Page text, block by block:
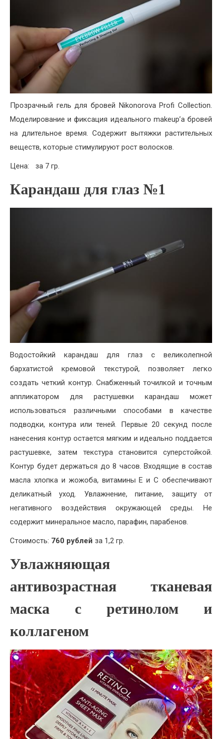
Прозрачный гель для бровей Nikonorova Profi Collection.
Моделирование и фиксация идеального makeup’а бровей
на длительное время. Содержит вытяжки растительных
веществ, которые стимулируют рост волосков.
Цена: за 7 гр.
Карандаш для глаз №1
Водостойкий карандаш для глаз с великолепной
бархатистой кремовой текстурой, позволяет легко
создать четкий контур. Снабженный точилкой и точным
аппликатором для растушевки карандаш может
использоваться различными способами в качестве
подводки, контура или теней. Первые 20 секунд после
нанесения контур остается мягким и идеально поддается
растушевке, затем текстура становится суперстойкой.
Контур будет держаться до 8 часов. Входящие в состав
масла хлопка и жожоба, витамины Е и С обеспечивают
деликатный уход. Увлажнение, питание, защиту от
негативного воздействия окружающей среды. Не
содержит минеральное масло, парафин, парабенов.
Стоимость: 760 рублей за 1,2 гр.
Увлажняющая
антивозрастная тканевая
маска с ретинолом и
коллагеном